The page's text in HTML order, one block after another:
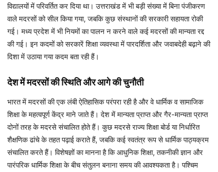
विद्यालयों में परिवर्तित कर दिया था। उत्तराखंड में भी बड़ी संख्या में बिना पंजीकरण
वाले मदरसों को सील किया गया, जबकि कुछ संस्थानों की सरकारी सहायता रोकी
गई। मध्य प्रदेश में भी नियमों का पालन न करने वाले कई मदरसों की मान्यता रद्द
की गई। इन कदमों को सरकारें शिक्षा व्यवस्था में पारदर्शिता और जवाबदेही बढ़ाने की
दिशा में उठाया गया कदम बता रही हैं।
देश में मदरसों की स्थिति और आगे की चुनौती
भारत में मदरसों की एक लंबी ऐतिहासिक परंपरा रही है और वे धार्मिक व सामाजिक
शिक्षा के महत्वपूर्ण केंद्र माने जाते हैं। देश में मान्यता प्राप्त और गैर-मान्यता प्राप्त
दोनों तरह के मदरसे संचालित होते हैं। कुछ मदरसे राज्य शिक्षा बोर्ड या निर्धारित
शैक्षणिक ढांचे के तहत पढ़ाई कराते हैं, जबकि कई स्वतंत्र रूप से धार्मिक पाठ्यक्रम
संचालित करते हैं। विशेषज्ञों का मानना है कि आधुनिक शिक्षा, तकनीकी ज्ञान और
पारंपरिक धार्मिक शिक्षा के बीच संतुलन बनाना समय की आवश्यकता है। पश्चिम